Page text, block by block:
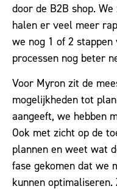
door de B2B shop.
halen er veel meer
we nog 1 of 2
processen nog beter
Voor Myron zit de
mogelijkheden tot
aangeeft, we hebben
Ook met zicht op de
plannen en weet wat
fase gekomen dat we
kunnen